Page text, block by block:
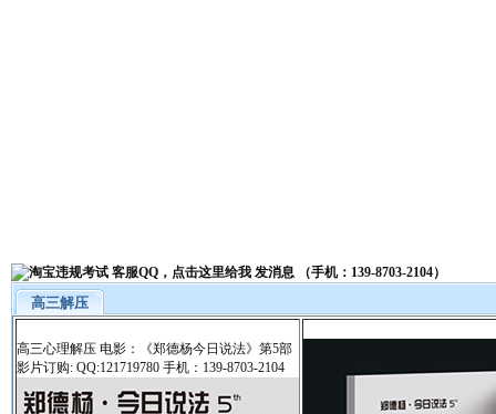
高三解压
高三心理解压 电影：《郑德杨今日说法》第5部
影片订购: QQ:121719780 手机：139-8703-2104